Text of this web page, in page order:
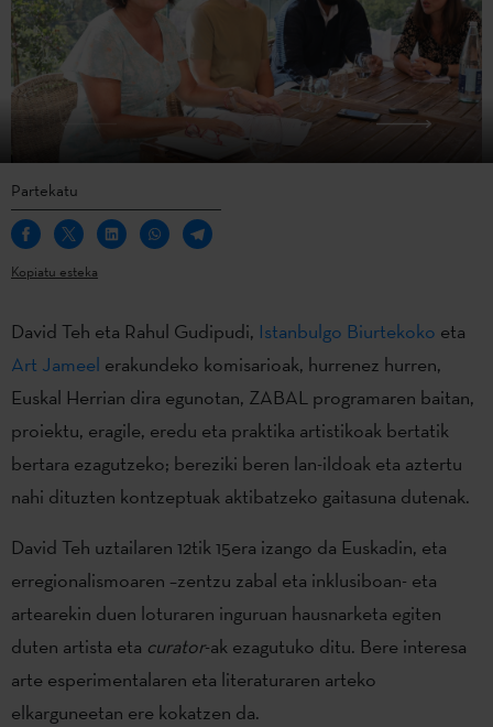
Partekatu
Kopiatu esteka
David Teh eta Rahul Gudipudi, Istanbulgo Biurtekoko eta
Art Jameel erakundeko komisarioak, hurrenez hurren,
Euskal Herrian dira egunotan, ZABAL programaren baitan,
proiektu, eragile, eredu eta praktika artistikoak bertatik
bertara ezagutzeko; bereziki beren lan-ildoak eta aztertu
nahi dituzten kontzeptuak aktibatzeko gaitasuna dutenak.
David Teh uztailaren 12tik 15era izango da Euskadin, eta
erregionalismoaren –zentzu zabal eta inklusiboan- eta
artearekin duen loturaren inguruan hausnarketa egiten
duten artista eta curator-ak ezagutuko ditu. Bere interesa
arte esperimentalaren eta literaturaren arteko
elkarguneetan ere kokatzen da.